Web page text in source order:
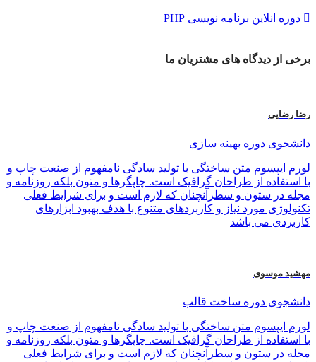
دوره انلاین برنامه نویسی PHP
برخی از دیدگاه های مشتریان ما
رضا رضایی
دانشجوی دوره بهینه سازی
لورم ایپسوم متن ساختگی با تولید سادگی نامفهوم از صنعت چاپ و
با استفاده از طراحان گرافیک است. چاپگرها و متون بلکه روزنامه و
مجله در ستون و سطرآنچنان که لازم است و برای شرایط فعلی
تکنولوژی مورد نیاز و کاربردهای متنوع با هدف بهبود ابزارهای
کاربردی می باشد
مهشید موسوی
دانشجوی دوره ساخت قالب
لورم ایپسوم متن ساختگی با تولید سادگی نامفهوم از صنعت چاپ و
با استفاده از طراحان گرافیک است. چاپگرها و متون بلکه روزنامه و
مجله در ستون و سطرآنچنان که لازم است و برای شرایط فعلی